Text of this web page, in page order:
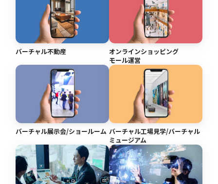
バーチャル不動産
オンラインショッピング
モール運営
バーチャル展示会/ショールーム バーチャル工場見学/バーチャル
ミュージアム